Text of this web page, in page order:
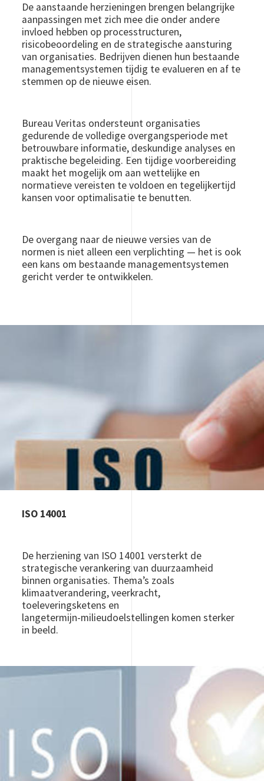
De aanstaande herzieningen brengen belangrijke
aanpassingen met zich mee die onder andere
invloed hebben op processtructuren,
risicobeoordeling en de strategische aansturing
van organisaties. Bedrijven dienen hun bestaande
managementsystemen tijdig te evalueren en af te
stemmen op de nieuwe eisen.
Bureau Veritas ondersteunt organisaties
gedurende de volledige overgangsperiode met
betrouwbare informatie, deskundige analyses en
praktische begeleiding. Een tijdige voorbereiding
maakt het mogelijk om aan wettelijke en
normatieve vereisten te voldoen en tegelijkertijd
kansen voor optimalisatie te benutten.
De overgang naar de nieuwe versies van de
normen is niet alleen een verplichting — het is ook
een kans om bestaande managementsystemen
gericht verder te ontwikkelen.
ISO 14001
De herziening van ISO 14001 versterkt de
strategische verankering van duurzaamheid
binnen organisaties. Thema’s zoals
klimaatverandering, veerkracht,
toeleveringsketens en
langetermijn‑milieudoelstellingen komen sterker
in beeld.